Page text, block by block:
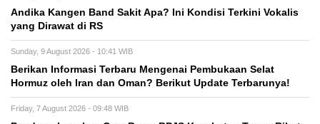
Andika Kangen Band Sakit Apa? Ini Kondisi Terkini Vokalis
yang Dirawat di RS
Sunday, 9 August 2026 - 10:41 WIB
Berikan Informasi Terbaru Mengenai Pembukaan Selat
Hormuz oleh Iran dan Oman? Berikut Update Terbarunya!
Friday, 7 August 2026 - 09:48 WIB